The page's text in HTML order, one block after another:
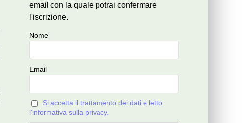
email con la quale potrai confermare
l'iscrizione.
Nome
Email
Si accetta il trattamento dei dati e letto
l'informativa sulla privacy.